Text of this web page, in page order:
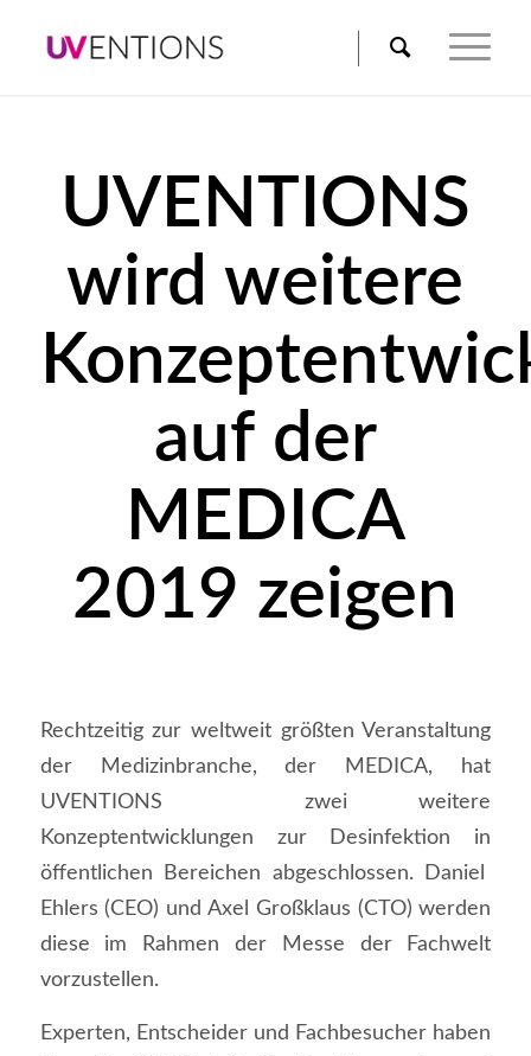
UVENTIONS
wird weitere
auf der
MEDICA
2019 zeigen
Rechtzeitig zur weltweit größten Veranstaltung
der Medizinbranche, der MEDICA, hat
UVENTIONS zwei weitere
Konzeptentwicklungen zur Desinfektion in
öffentlichen Bereichen abgeschlossen. Daniel
Ehlers (CEO) und Axel Großklaus (CTO) werden
diese im Rahmen der Messe der Fachwelt
vorzustellen.
Experten, Entscheider und Fachbesucher haben